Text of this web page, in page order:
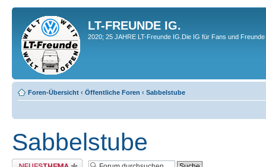
LT-FREUNDE IG.
2020; 25 JAHRE LT-Freunde IG.Die IG für Fans und
Foren-Übersicht ‹ Öffentliche Foren ‹ Sabbelstube
Sabbelstube
Neues Thema erstellen